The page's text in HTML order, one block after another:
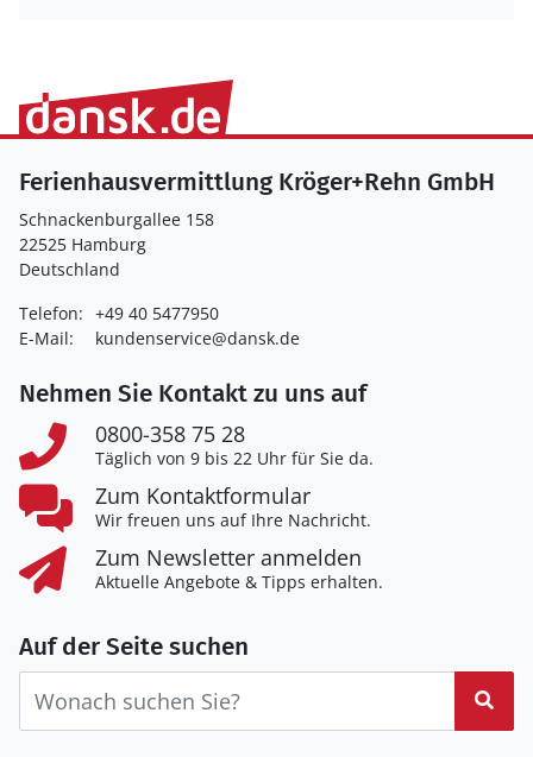
Ferienhausvermittlung Kröger+Rehn GmbH
Schnackenburgallee 158
22525 Hamburg
Deutschland
Telefon: +49 40 5477950
E-Mail:
kundenservice@dansk.de
Nehmen Sie Kontakt zu uns auf
0800-358 75 28
Täglich von 9 bis 22 Uhr für Sie da.
Zum Kontaktformular
Wir freuen uns auf Ihre Nachricht.
Zum Newsletter anmelden
Aktuelle Angebote & Tipps erhalten.
Auf der Seite suchen